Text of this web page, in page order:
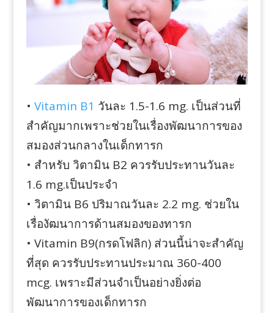
• Vitamin B1 วันละ 1.5-1.6 mg. เป็นส่วนที่
สำคัญมากเพราะช่วยในเรื่องพัฒนาการของ
สมองส่วนกลางในเด็กทารก
• สำหรับ วิตามิน B2 ควรรับประทานวันละ
1.6 mg.เป็นประจำ
• วิตามิน B6 ปริมาณวันละ 2.2 mg. ช่วยใน
เรื่องัฒนาการด้านสมองของทารก
• Vitamin B9(กรดโฟลิก) ส่วนนี้น่าจะสำคัญ
ที่สุด ควรรับประทานประมาณ 360-400
mcg. เพราะมีส่วนจำเป็นอย่างยิ่งต่อ
พัฒนาการของเด็กทารก